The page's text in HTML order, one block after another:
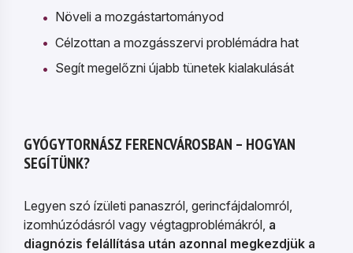
Növeli a mozgástartományod
Célzottan a mozgásszervi problémádra hat
Segít megelőzni újabb tünetek kialakulását
GYÓGYTORNÁSZ FERENCVÁROSBAN – HOGYAN
SEGÍTÜNK?
Legyen szó ízületi panaszról, gerincfájdalomról,
izomhúzódásról vagy végtagproblémákról, a
diagnózis felállítása után azonnal megkezdjük a